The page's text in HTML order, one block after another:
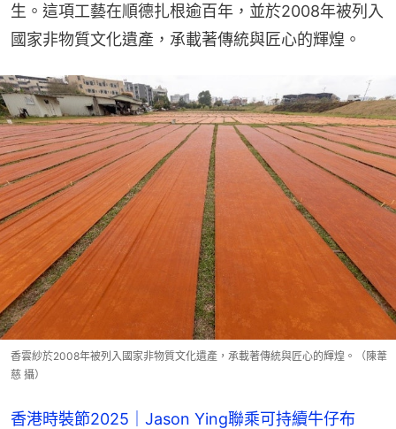
生。這項工藝在順德扎根逾百年，並於2008年被列入
國家非物質文化遺產，承載著傳統與匠心的輝煌。
香雲紗於2008年被列入國家非物質文化遺產，承載著傳統與匠心的輝煌。（陳葦
慈 攝）
香港時裝節2025｜Jason Ying聯乘可持續牛仔布